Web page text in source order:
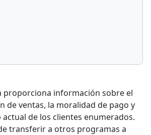
proporciona información sobre el
de ventas, la moralidad de pago y
actual de los clientes enumerados.
transferir a otros programas a